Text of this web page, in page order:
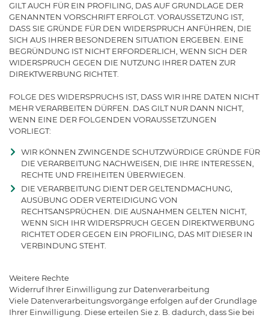
GILT AUCH FÜR EIN PROFILING, DAS AUF GRUNDLAGE DER
GENANNTEN VORSCHRIFT ERFOLGT. VORAUSSETZUNG IST,
DASS SIE GRÜNDE FÜR DEN WIDERSPRUCH ANFÜHREN, DIE
SICH AUS IHRER BESONDEREN SITUATION ERGEBEN. EINE
BEGRÜNDUNG IST NICHT ERFORDERLICH, WENN SICH DER
WIDERSPRUCH GEGEN DIE NUTZUNG IHRER DATEN ZUR
DIREKTWERBUNG RICHTET.
FOLGE DES WIDERSPRUCHS IST, DASS WIR IHRE DATEN NICHT
MEHR VERARBEITEN DÜRFEN. DAS GILT NUR DANN NICHT,
WENN EINE DER FOLGENDEN VORAUSSETZUNGEN
VORLIEGT:
WIR KÖNNEN ZWINGENDE SCHUTZWÜRDIGE GRÜNDE FÜR
DIE VERARBEITUNG NACHWEISEN, DIE IHRE INTERESSEN,
RECHTE UND FREIHEITEN ÜBERWIEGEN.
DIE VERARBEITUNG DIENT DER GELTENDMACHUNG,
AUSÜBUNG ODER VERTEIDIGUNG VON
RECHTSANSPRÜCHEN. DIE AUSNAHMEN GELTEN NICHT,
WENN SICH IHR WIDERSPRUCH GEGEN DIREKTWERBUNG
RICHTET ODER GEGEN EIN PROFILING, DAS MIT DIESER IN
VERBINDUNG STEHT.
Weitere Rechte
Widerruf Ihrer Einwilligung zur Datenverarbeitung
Viele Datenverarbeitungsvorgänge erfolgen auf der Grundlage
Ihrer Einwilligung. Diese erteilen Sie z. B. dadurch, dass Sie bei